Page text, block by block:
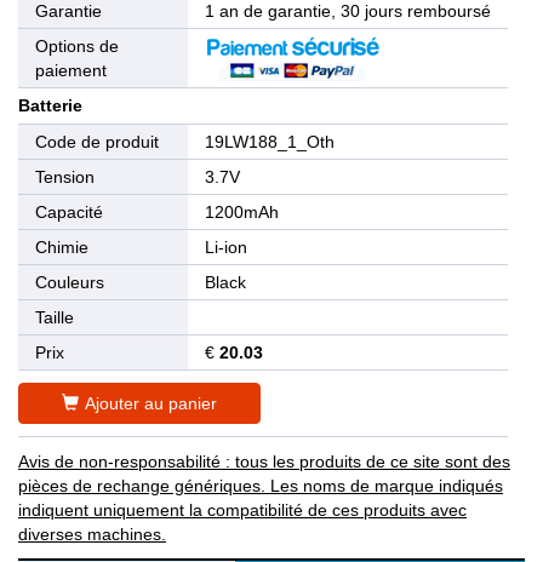
Garantie
1 an de garantie, 30 jours remboursé
Options de
paiement
Batterie
Code de produit
19LW188_1_Oth
Tension
3.7V
Capacité
1200mAh
Chimie
Li-ion
Couleurs
Black
Taille
Prix
€ 20.03
Ajouter au panier
Avis de non-responsabilité : tous les produits de ce site sont des
pièces de rechange génériques. Les noms de marque indiqués
indiquent uniquement la compatibilité de ces produits avec
diverses machines.